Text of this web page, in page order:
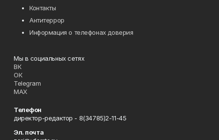
Контакты
Антитеррор
Информация о телефонах доверия
Мы в социальных сетях
ВК
ОК
Telegram
MAX
Телефон
директор-редактор - 8(34785)2-11-45
Эл. почта